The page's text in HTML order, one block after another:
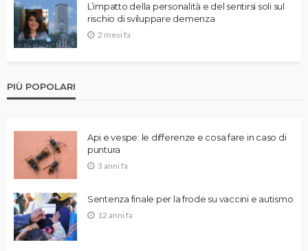
L’impatto della personalità e del sentirsi soli sul
rischio di sviluppare demenza
2 mesi fa
PIÙ POPOLARI
Api e vespe: le differenze e cosa fare in caso di
puntura
3 anni fa
Sentenza finale per la frode su vaccini e autismo
12 anni fa